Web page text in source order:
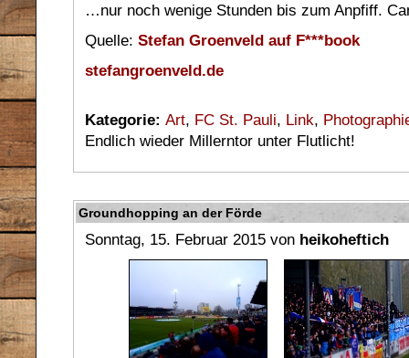
…nur noch wenige Stunden bis zum Anpfiff.
Quelle: Stefan Groenveld auf F***book
stefangroenveld.de
Kategorie: Art, FC St. Pauli, Link,
Endlich wieder Millerntor unter Flutlicht!
Groundhopping an der Förde
Sonntag, 15. Februar 2015 von heikoheftich